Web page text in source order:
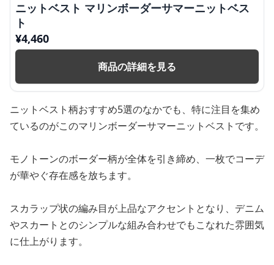
ニットベスト マリンボーダーサマーニットベス
ト
¥4,460
商品の詳細を見る
ニットベスト柄おすすめ5選のなかでも、特に注目を集め
ているのがこのマリンボーダーサマーニットベストです。
モノトーンのボーダー柄が全体を引き締め、一枚でコーデ
が華やぐ存在感を放ちます。
スカラップ状の編み目が上品なアクセントとなり、デニム
やスカートとのシンプルな組み合わせでもこなれた雰囲気
に仕上がります。